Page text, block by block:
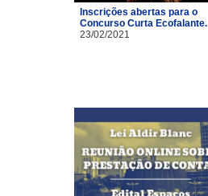
Inscrições abertas para o
Concurso Curta Ecofalante.
23/02/2021